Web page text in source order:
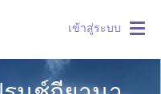
เข้าสู่ระบบ